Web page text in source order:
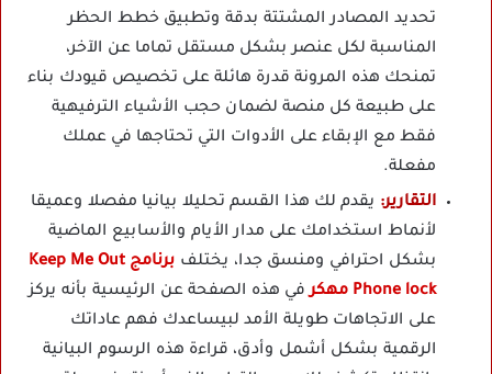
تحديد المصادر المشتتة بدقة وتطبيق خطط الحظر
المناسبة لكل عنصر بشكل مستقل تماما عن الآخر،
تمنحك هذه المرونة قدرة هائلة على تخصيص قيودك بناء
على طبيعة كل منصة لضمان حجب الأشياء الترفيهية
فقط مع الإبقاء على الأدوات التي تحتاجها في عملك
مفعلة.
التقارير: يقدم لك هذا القسم تحليلا بيانيا مفصلا وعميقا
لأنماط استخدامك على مدار الأيام والأسابيع الماضية
بشكل احترافي ومنسق جدا، يختلف
برنامج Keep Me Out
Phone lock مهكر
في هذه الصفحة عن الرئيسية بأنه يركز
على الاتجاهات طويلة الأمد لبيساعدك فهم عاداتك
الرقمية بشكل أشمل وأدق، قراءة هذه الرسوم البيانية